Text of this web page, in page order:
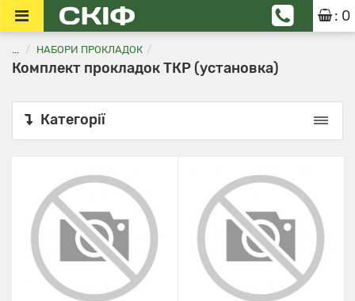
: 0
... НАБОРИ ПРОКЛАДОК
Комплект прокладок ТКР (установка)
Категорії